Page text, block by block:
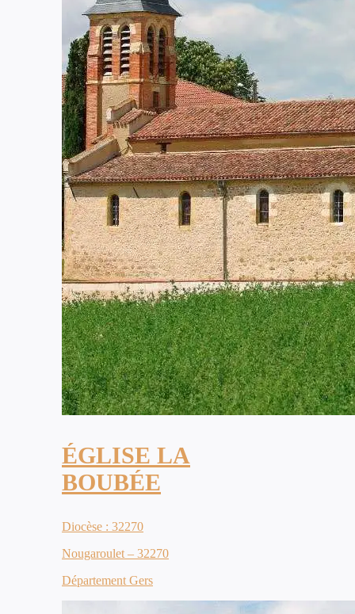
ÉGLISE LA
BOUBÉE
Diocèse : 32270
Nougaroulet – 32270
Département Gers